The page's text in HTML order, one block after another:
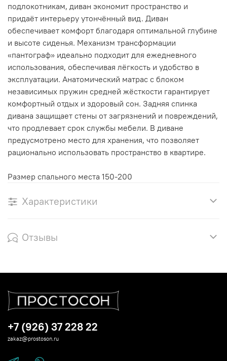
подлокотникам, диван экономит пространство и
придаёт интерьеру утончённый вид. Диван
обеспечивает комфорт благодаря оптимальной глубине
и высоте сиденья. Механизм трансформации
«пантограф» идеально подходит для ежедневного
использования, обеспечивая лёгкость и удобство в
эксплуатации. Анатомический матрас с блоком
независимых пружин средней жёсткости гарантирует
комфортный отдых и здоровый сон. Задняя спинка
дивана защищает стены от загрязнений и повреждений,
что продлевает срок службы мебели. В диване
предусмотрено место для хранения, что позволяет
рационально использовать пространство в квартире.
Размер спального места 150-200
Характеристики
Отзывы
+7 (926) 37 228 22
zakaz@prostoson.ru